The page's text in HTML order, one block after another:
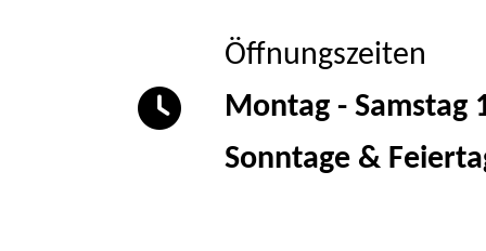
Öffnungszeiten
Montag - Samstag
Sonntage &